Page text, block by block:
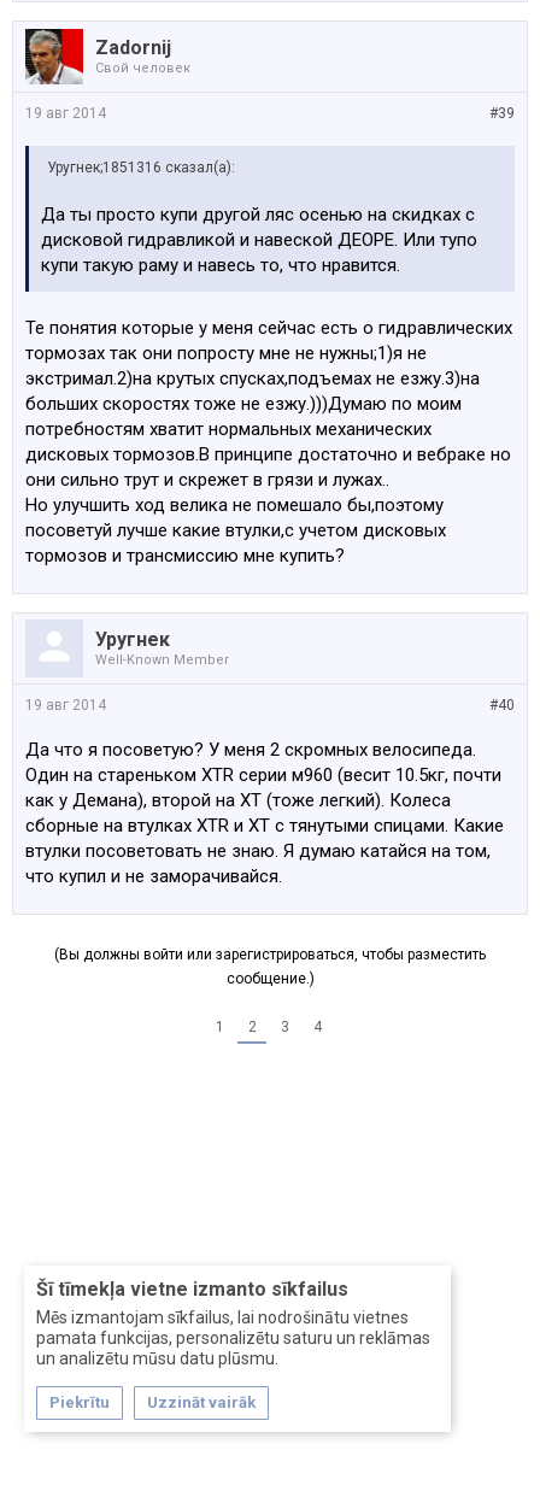
Šī tīmekļa vietne izmanto sīkfailus
Mēs izmantojam sīkfailus, lai nodrošinātu vietnes
pamata funkcijas, personalizētu saturu un reklāmas
un analizētu mūsu datu plūsmu.
Piekrītu Uzzināt vairāk
Zadornij
Свой человек
#39
19 авг 2014
Уругнек;1851316 сказал(а):
Да ты просто купи другой ляс осенью на скидках с
дисковой гидравликой и навеской ДЕОРЕ. Или тупо
купи такую раму и навесь то, что нравится.
Те понятия которые у меня сейчас есть о гидравлических
тормозах так они попросту мне не нужны;1)я не
экстримал.2)на крутых спусках,подъемах не езжу.3)на
больших скоростях тоже не езжу.)))Думаю по моим
потребностям хватит нормальных механических
дисковых тормозов.В принципе достаточно и вебраке но
они сильно трут и скрежет в грязи и лужах..
Но улучшить ход велика не помешало бы,поэтому
посоветуй лучше какие втулки,с учетом дисковых
тормозов и трансмиссию мне купить?
Уругнек
Well-Known Member
#40
19 авг 2014
Да что я посоветую? У меня 2 скромных велосипеда.
Один на стареньком XTR серии м960 (весит 10.5кг, почти
как у Демана), второй на ХТ (тоже легкий). Колеса
сборные на втулках XTR и XT c тянутыми спицами. Какие
втулки посоветовать не знаю. Я думаю катайся на том,
что купил и не заморачивайся.
(Вы должны войти или зарегистрироваться, чтобы разместить
сообщение.)
1 2 3 4